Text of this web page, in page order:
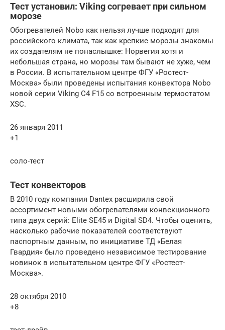
Тест установил: Viking согревает при сильном
морозе
Обогревателей Nobo как нельзя лучше подходят для
российского климата, так как крепкие морозы знакомы
их создателям не понаслышке: Норвегия хотя и
небольшая страна, но морозы там бывают не хуже, чем
в России. В испытательном центре ФГУ «Ростест-
Москва» были проведены испытания конвектора Nobo
новой серии Viking С4 F15 со встроенным термостатом
XSC.
26 января 2011
+1
соло-тест
Тест конвекторов
В 2010 году компания Dantex расширила свой
ассортимент новыми обогревателями конвекционного
типа двух серий: Elite SE45 и Digital SD4. Чтобы оценить,
насколько рабочие показателей соответствуют
паспортным данным, по инициативе ТД «Белая
Гвардия» было проведено независимое тестирование
новинок в испытательном центре ФГУ «Ростест-
Москва».
28 октября 2010
+8